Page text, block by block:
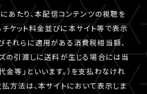
あたり、本配信コンテンツの視聴を
ケット料金並びに本サイト等で表示
それらに適用がある消費税相当額、
の引渡しに送料が生じる場合には当
金等」といいます。）を支払わなけれ
方法は、本サイトにおいて表示しま